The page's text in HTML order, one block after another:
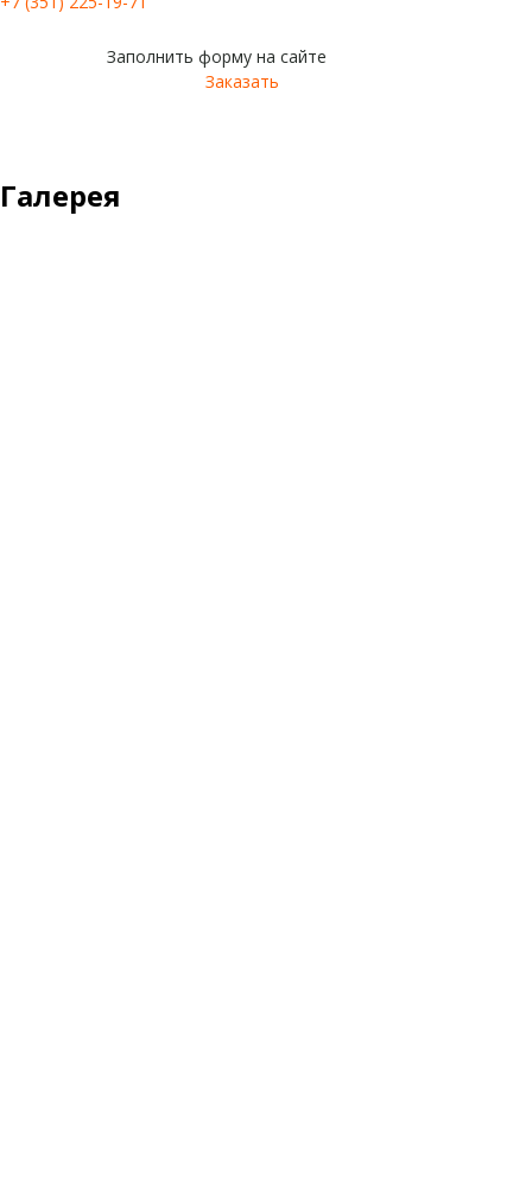
Заполнить форму на сайте
Заказать
Галерея